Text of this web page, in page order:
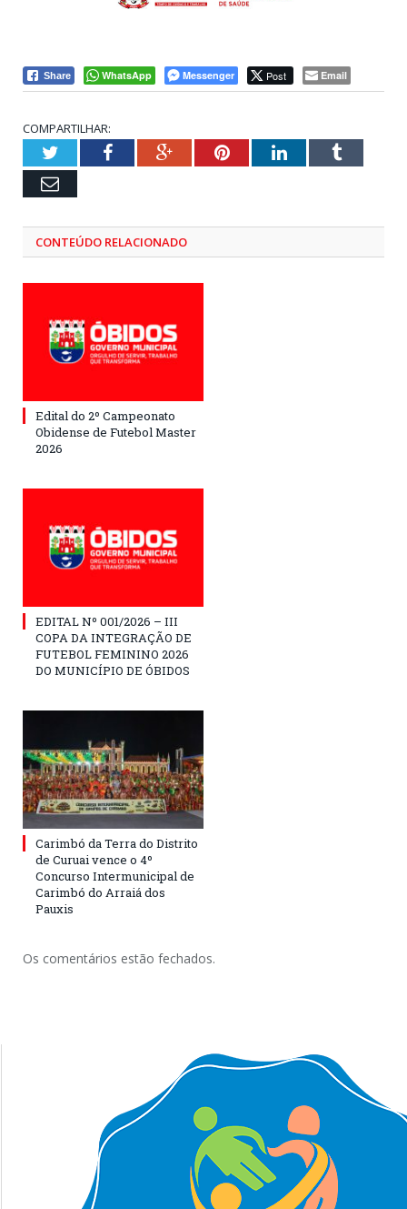
Share WhatsApp Messenger Post Email
COMPARTILHAR:
TwitterFacebookGoogle+PinterestLinkedInTumblr
Email
CONTEÚDO RELACIONADO
Edital do 2º Campeonato
Obidense de Futebol Master
2026
EDITAL Nº 001/2026 – III
COPA DA INTEGRAÇÃO DE
FUTEBOL FEMININO 2026
DO MUNICÍPIO DE ÓBIDOS
Carimbó da Terra do Distrito
de Curuai vence o 4º
Concurso Intermunicipal de
Carimbó do Arraiá dos
Pauxis
Os comentários estão fechados.